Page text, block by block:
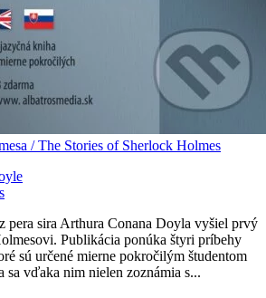
/ The Stories of Sherlock Holmes
pera sira Arthura Conana Doyla vyšiel prvý
Publikácia ponúka štyri príbehy
sú určené mierne pokročilým študentom
sa vďaka nim nielen zoznámia s...